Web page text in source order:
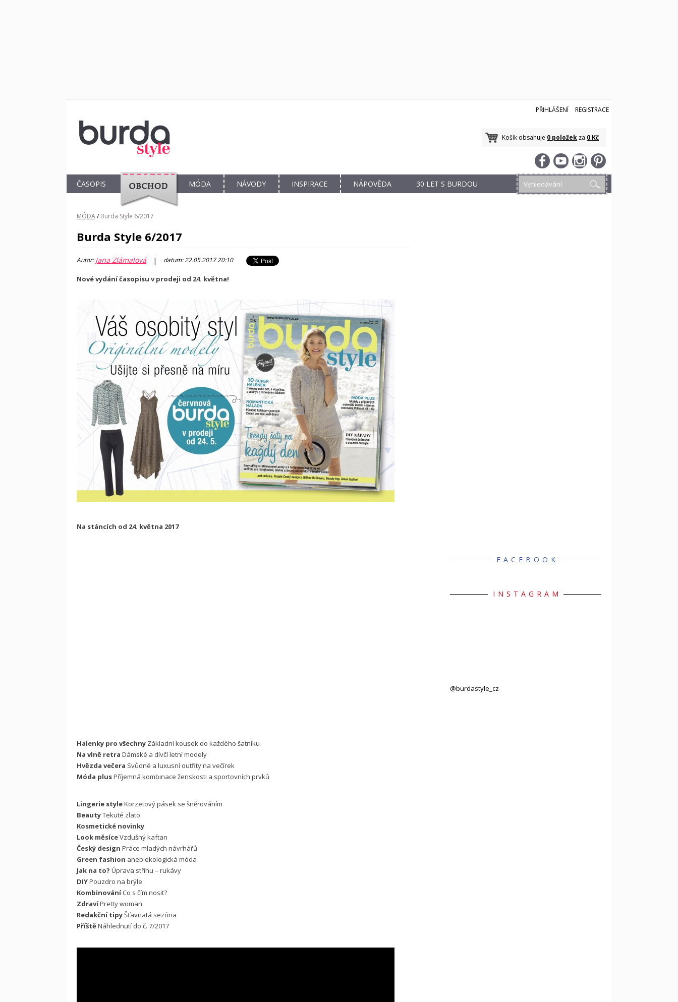
PŘIHLÁŠENÍ REGISTRACE
Košík obsahuje 0 položek za 0 Kč
ČASOPIS
OBCHOD
MÓDA NÁVODY INSPIRACE NÁPOVĚDA 30 LET S BURDOU
MÓDA/ Burda Style 6/2017
Burda Style 6/2017
Autor:Jana Zlámalová | datum: 22.05.2017 20:10
Nové vydání časopisu v prodeji od 24. května!
Na stáncích od 24. května 2017
Halenky pro všechny Základní kousek do každého šatníku
Na vlně retra Dámské a dívčí letní modely
Hvězda večera Svůdné a luxusní outfity na večírek
Móda plusPříjemná kombinace ženskosti a sportovních prvků
Lingerie styleKorzetový pásek se šněrováním
BeautyTekuté zlato
Kosmetické novinky
Look měsíceVzdušný kaftan
Český design Práce mladých návrhářů
Green fashion aneb ekologická móda
Jak na to? Úprava střihu – rukávy
DIYPouzdro na brýle
KombinováníCo s čím nosit?
ZdravíPretty woman
Redakční tipyŠťavnatá sezóna
Příště Náhlednutí do č. 7/2017
FACEBOOK
INSTAGRAM
@burdastyle_cz